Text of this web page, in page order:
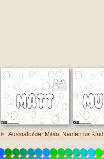
Ausmalbilder Milan, Namen für Kind